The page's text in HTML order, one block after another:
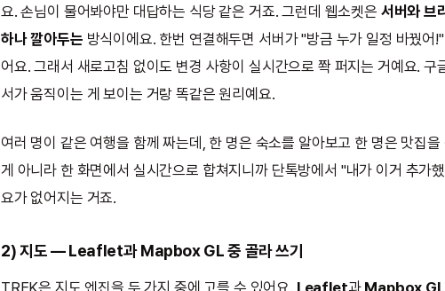
요. 손님이 물어봐야만 대답하는 식당 같은 거죠. 그런데 웹소켓은 서버와 브
하나 깔아두는 방식이에요. 한번 연결해두면 서버가 "방금 누가 일정 바꿨어
어요. 그래서 새로고침 없이도 변경 사항이 실시간으로 쫙 퍼지는 거예요. 구
서가 움직이는 게 보이는 거랑 똑같은 원리예요.
여러 명이 같은 여행을 함께 짜는데, 한 명은 숙소를 알아보고 한 명은 맛집
게 아니라 한 화면에서 실시간으로 합쳐지니까 단톡방에서 "내가 이거 추가
요가 없어지는 거죠.
2) 지도 — Leaflet과 Mapbox GL 중 골라 쓰기